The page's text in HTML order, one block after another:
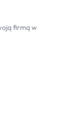
firmą w